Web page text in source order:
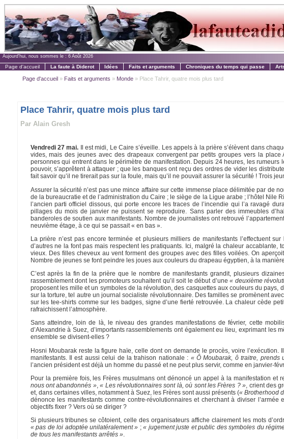
Aujourd'hui, nous sommes le : 6 Août 2026
Page d'accueil La faute à Diderot Idées Faits et arguments Chroniques du temps qui passe
Page d'accueil» Faits et arguments » Monde» Place Tahrir, quatre mois plus tard
Place Tahrir, quatre mois plus tard
Par Alain Gresh
Vendredi 27 mai. Il est midi, Le Caire s’éveille. Les appels à la prière s’élèvent dans
vides, mais des jeunes avec des drapeaux convergent par petits groupes vers la
personnes qui entrent dans le périmètre de manifestation. Depuis 24 heures, les
pouvoir, s’apprêtent à attaquer ; que les banques ont reçu des ordres de vider les
fait savoir qu’il ne tirerait pas sur la foule, mais qu’il ne pouvait assurer la sécurité ! Trois
Assurer la sécurité n’est pas une mince affaire sur cette immense place délimitée par de
de la bureaucratie et de l’administration du Caire ; le siège de la Ligue arabe ; l’hôtel Nile
l’ancien parti officiel dissous, qui porte encore les traces de l’incendie qui l’a ravagé
pillages du mois de janvier ne puissent se reproduire. Sans parler des immeubles
banderoles de soutien aux manifestants. Nombre de journalistes ont retrouvé
neuvième étage, à ce qui se passait « en bas ».
La prière n’est pas encore terminée et plusieurs milliers de manifestants l’effectuent
d’autres ne la font pas mais respectent les pratiquants. Ici, malgré la chaleur
vieux. Des filles cheveux au vent forment des groupes avec des filles voilées. On
Nombre de jeunes se font peindre les joues aux couleurs du drapeau égyptien, à la
C’est après la fin de la prière que le nombre de manifestants grandit, plusieurs
rassemblement dont les promoteurs souhaitent qu’il soit le début d’une« deuxième
proposent les mille et un symboles de la révolution, des casquettes aux couleurs du
sur la torture, tel autre un journal socialiste révolutionnaire. Des familles se promènent
sur les tee-shirts comme sur les badges, signe d’une fierté retrouvée. La chaleur cède
rafraichissent l’atmosphère.
Sans atteindre, loin de là, le niveau des grandes manifestations de février, cette
d’Alexandrie à Suez, d’importants rassemblements ont également eu lieu, exprimant
ensemble se divisent-elles ?
Hosni Moubarak reste la figure haïe, celle dont on demande le procès, voire
manifestants. Il est aussi celui de la trahison nationale : « Ô Moubarak, ô traitre, prends
l’ancien président est déjà un homme du passé et ne peut plus servir, comme en janvier-
Pour la première fois, les Frères musulmans ont dénoncé un appel à la manifestation et
nous ont abandonnés »,« Les révolutionnaires sont là, où sont les Frères ? », crient des
et, dans certaines villes, notamment à Suez, les Frères sont aussi présents (« Brotherhood
dénonce les manifestants comme contre-révolutionnaires et cherchant à diviser
objectifs fixer ? Vers où se diriger ?
Si plusieurs tribunes se côtoient, celle des organisateurs affiche clairement les mots
« pas de loi adoptée unilatéralement » ;« jugement juste et public des symboles du
de tous les manifestants arrêtés ».